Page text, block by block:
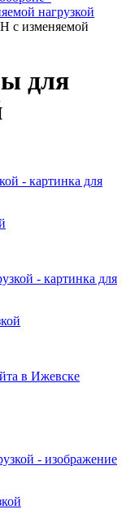
нагрузкой
с изменяемой
для